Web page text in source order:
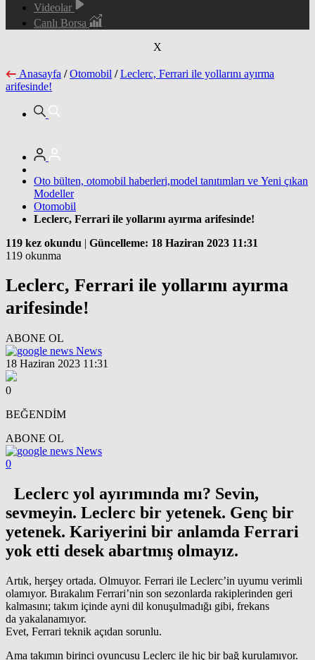
Videolar
Canlı Borsa
X
Anasayfa / Otomobil / Leclerc, Ferrari ile yollarını ayırma
arifesinde!
Oto bülten, otomobil haberleri,model tanıtımları ve Yeni çıkan
Modeller
Otomobil
Leclerc, Ferrari ile yollarını ayırma arifesinde!
119 kez okundu | Güncelleme: 18 Haziran 2023 11:31
119 okunma
Leclerc, Ferrari ile yollarını ayırma
arifesinde!
ABONE OL
News
18 Haziran 2023 11:31
0
BEĞENDİM
ABONE OL
News
0
Leclerc yol ayırımında mı? Sevin,
sevmeyin. Leclerc bir yetenek. Genç bir
yetenek. Kariyerini bir anlamda Ferrari
yok etti desek abartmış olmayız.
Artık, herşey ortada. Olmuyor. Ferrari ile Leclerc’in uyumu verimli
olamıyor. Bırakalım Ferrari’nin son sezonlarda rakiplerinden geri
kalmasını; takım içinde ayni dil konuşulmadığı gibi, frekans
da yakalanamıyor.
Evet, Ferrari teknik açıdan sorunlu.
Ama takımın birinci oyuncusu Leclerc ile hiç bir bağ kurulamıyor.